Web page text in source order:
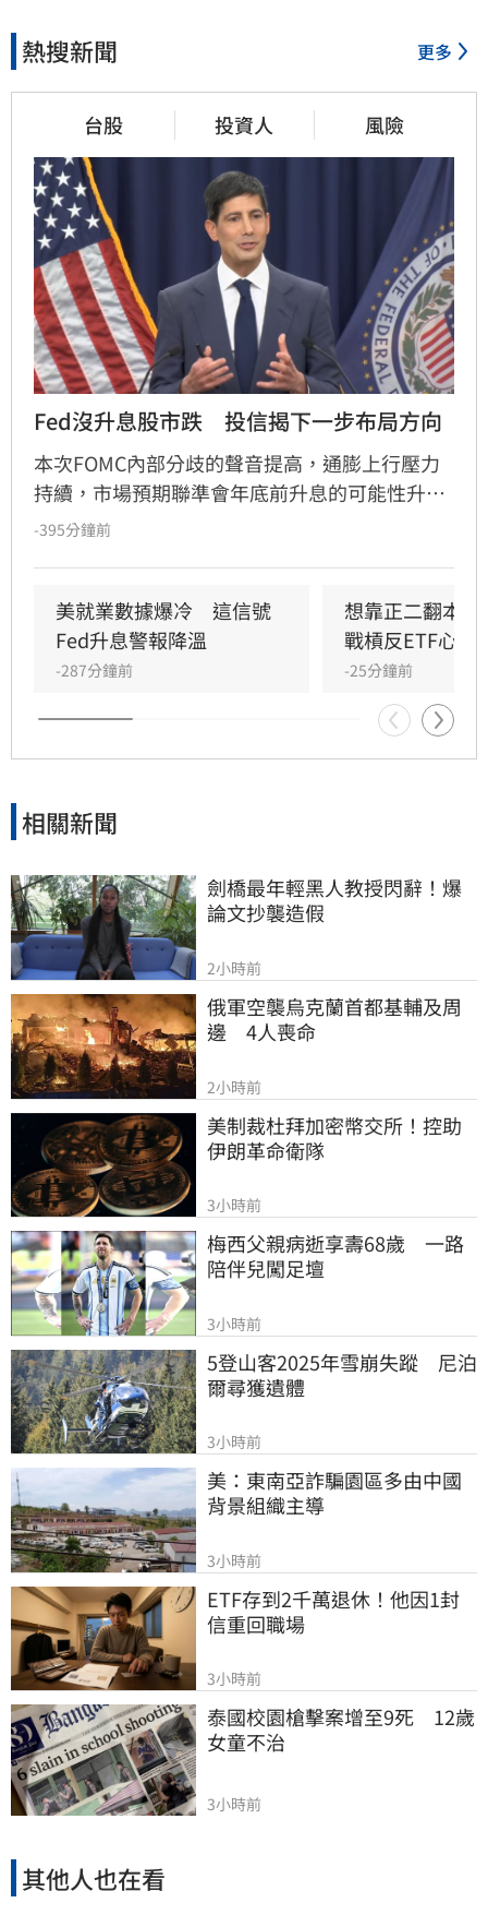
熱搜新聞 更多
台股 投資人 風險
Fed沒升息股市跌　投信揭下一步布局方向
本次FOMC內部分歧的聲音提高，通膨上行壓力
持續，市場預期聯準會年底前升息的可能性升
高，凱基投信認為，升息確實會帶給金融市場波
搭配內部官員態度的分歧，使投資人質疑聯準會
在打壓通膨方面的決心。
-395分鐘前
美就業數據爆冷　這信號
Fed升息警報降溫
-287分鐘前
想靠正二翻本
戰槓反ETF心法
-25分鐘前
相關新聞
劍橋最年輕黑人教授閃辭！爆
論文抄襲造假
2小時前
俄軍空襲烏克蘭首都基輔及周
邊　4人喪命
2小時前
美制裁杜拜加密幣交所！控助
伊朗革命衛隊
3小時前
梅西父親病逝享壽68歲　一路
陪伴兒闖足壇
3小時前
5登山客2025年雪崩失蹤　尼泊
爾尋獲遺體
3小時前
美：東南亞詐騙園區多由中國
背景組織主導
3小時前
ETF存到2千萬退休！他因1封
信重回職場
3小時前
泰國校園槍擊案增至9死　12歲
女童不治
3小時前
其他人也在看